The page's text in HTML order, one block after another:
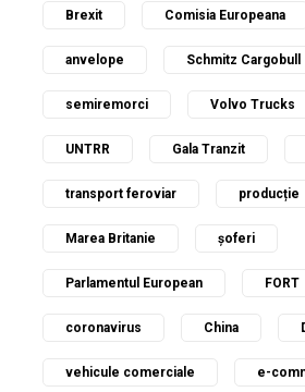
Brexit Comisia Europeana
anvelope Schmitz Cargobull
semiremorci Volvo Trucks
UNTRR Gala Tranzit
transport feroviar producție
Marea Britanie șoferi
Parlamentul European FORT
coronavirus China
vehicule comerciale e-